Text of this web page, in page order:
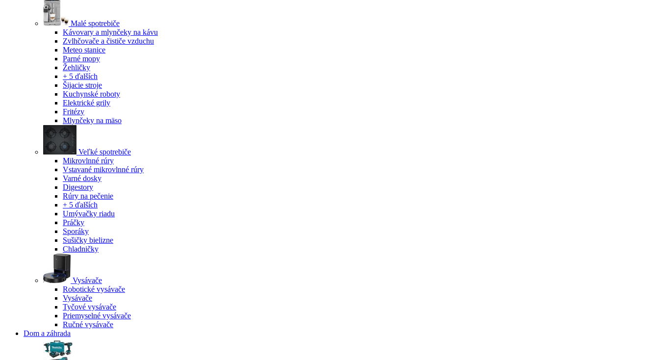
Malé spotrebiče
Kávovary a mlynčeky na kávu
Zvlhčovače a čističe vzduchu
Meteo stanice
Parné mopy
Žehličky
+ 5 ďalších
Šijacie stroje
Kuchynské roboty
Elektrické grily
Fritézy
Mlynčeky na mäso
Veľké spotrebiče
Mikrovlnné rúry
Vstavané mikrovlnné rúry
Varné dosky
Digestory
Rúry na pečenie
+ 5 ďalších
Umývačky riadu
Práčky
Sporáky
Sušičky bielizne
Chladničky
Vysávače
Robotické vysávače
Vysávače
Tyčové vysávače
Priemyselné vysávače
Ručné vysávače
Dom a záhrada